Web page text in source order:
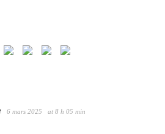
6 mars 2025 at 8 h 05 min